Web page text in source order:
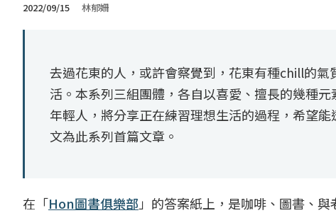
2022/09/15 林郁姍
去過花東的人，或許會察覺到，花東有種chill的
活。本系列三組團體，各自以喜愛、擅長的幾種
年輕人，將分享正在練習理想生活的過程，希望
文為此系列首篇文章。
在「Hon圖書俱樂部 」的答案紙上，是咖啡、圖書、